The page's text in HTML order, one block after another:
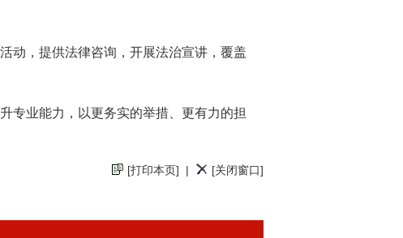
动，提供法律咨询，开展法治宣讲，覆盖
专业能力，以更务实的举措、更有力的担
[打印本页] [关闭窗口]